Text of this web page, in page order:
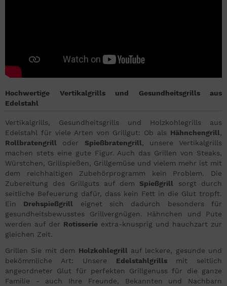
Hochwertige Vertikalgrills und Gesundheitsgrills aus
Edelstahl
Vertikalgrills, Gesundheitsgrills und Holzkohlegrills aus
Edelstahl für viele Arten von Grillgut: Ob als Hähnchengrill,
Rollbratengrill oder Spießbratengrill, unsere Vertikalgrills
machen stets eine gute Figur. Auch das Grillen von Steaks,
Würstchen, Grillspießen, Grillgemüse und vielem mehr ist mit
dem reichhaltigen Zubehörprogramm kein Problem. Die
Zubereitung des Grillguts auf dem Spießgrill sorgt durch
seitliche Befeuerung dafür, dass kein Fett in die Glut tropft.
Ein Drehspießgrill eignet sich dadurch besonders für
gesundheitsbewusstes Grillvergnügen. Hähnchen und Pute
werden auf der Rotisserie extra-knusprig und hauchzart zur
gleichen Zeit.
Grillen Sie mit dem Holzkohlegrill auf leckere, gesunde und
bekömmliche Art: Unsere Edelstahlgrills mit seitlich
angeordneter Glut für perfekten Grillgenuss für die ganze
Familie - auch Ihre Freunde, Bekannten und Nachbarn